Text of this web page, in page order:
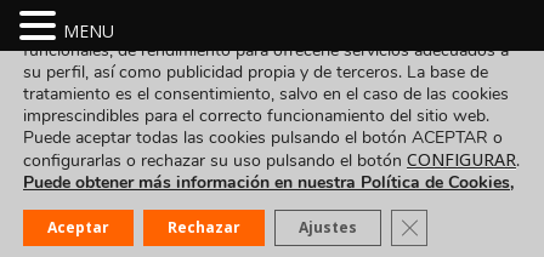
MENU
Utilizamos cookies propias y de terceros para fines analíticos,
funcionales, de rendimiento para ofrecerle servicios adecuados a
su perfil, así como publicidad propia y de terceros. La base de
tratamiento es el consentimiento, salvo en el caso de las cookies
imprescindibles para el correcto funcionamiento del sitio web.
Puede aceptar todas las cookies pulsando el botón ACEPTAR o
configurarlas o rechazar su uso pulsando el botón CONFIGURAR.
Puede obtener más información en nuestra Política de Cookies,
Aceptar Rechazar Ajustes Cerrar el banner